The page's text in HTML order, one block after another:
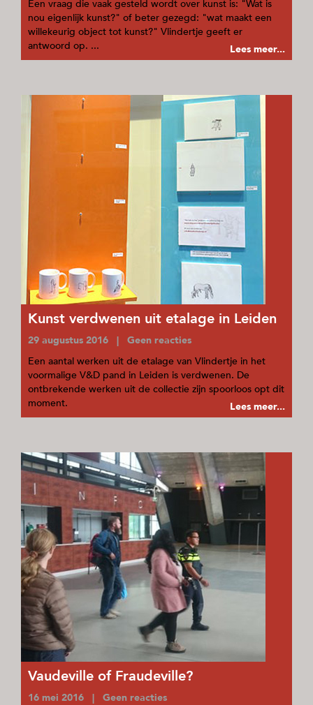
Een vraag die vaak gesteld wordt over kunst is: "Wat is
nou eigenlijk kunst?" of beter gezegd: "wat maakt een
willekeurig object tot kunst?" Vlindertje geeft er
antwoord op. ...
Lees meer...
Kunst verdwenen uit etalage in Leiden
29 augustus 2016 | Geen reacties
Een aantal werken uit de etalage van Vlindertje in het
voormalige V&D pand in Leiden is verdwenen. De
ontbrekende werken uit de collectie zijn spoorloos opt dit
moment.
Lees meer...
Vaudeville of Fraudeville?
16 mei 2016 | Geen reacties